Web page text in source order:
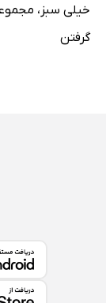
خیلی سبز ،
گرفتن